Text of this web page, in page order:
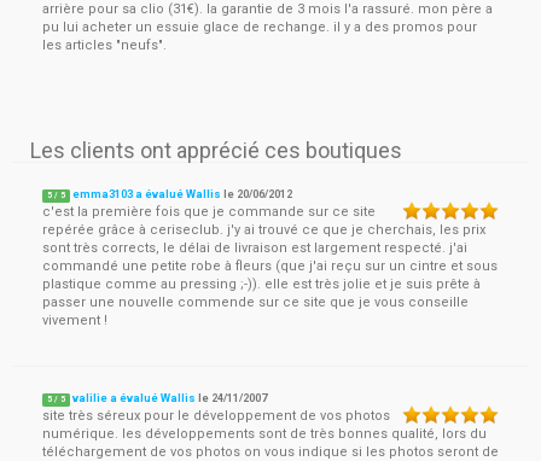
arrière pour sa clio (31€). la garantie de 3 mois l'a rassuré. mon père a
pu lui acheter un essuie glace de rechange. il y a des promos pour
les articles "neufs".
Les clients ont apprécié ces boutiques
5 / 5 emma3103 a évalué Wallis le 20/06/2012
c'est la première fois que je commande sur ce site
repérée grâce à ceriseclub. j'y ai trouvé ce que je cherchais, les prix
sont très corrects, le délai de livraison est largement respecté. j'ai
commandé une petite robe à fleurs (que j'ai reçu sur un cintre et sous
plastique comme au pressing ;-)). elle est très jolie et je suis prête à
passer une nouvelle commende sur ce site que je vous conseille
vivement !
5 / 5 valilie a évalué Wallis le 24/11/2007
site très séreux pour le développement de vos photos
numérique. les développements sont de très bonnes qualité, lors du
téléchargement de vos photos on vous indique si les photos seront de